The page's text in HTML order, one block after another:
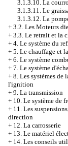
3.1.3.10. La
3.1.3.11. Le
3.1.3.12. La
+ 3.2. Les Moteurs
+ 3.3. Le retrait et la
+ 4. Le système du
+ 5. Le chauffage et
+ 6. Le système
+ 7. Le système
+ 8. Les systèmes de
l'ignition
+ 9. La transmission
+ 10. Le système de
+ 11. Les
direction
+ 12. La carrosserie
+ 13. Le matériel
+ 14. Les conseils